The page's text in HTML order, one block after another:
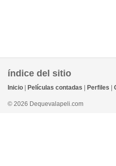
índice del sitio
Inicio Películas contadas Perfiles
© 2026 Dequevalapeli.com